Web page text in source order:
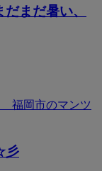
まだ暑い、
彡